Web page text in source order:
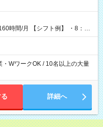
例】 ・8：00
WワークOK / 10名以上の大量
詳細へ